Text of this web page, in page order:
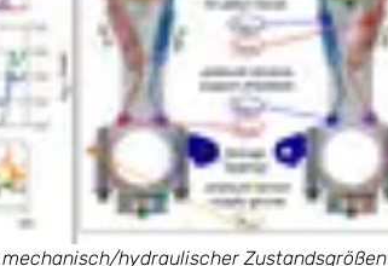
hydraulischer Zustandsgrößen